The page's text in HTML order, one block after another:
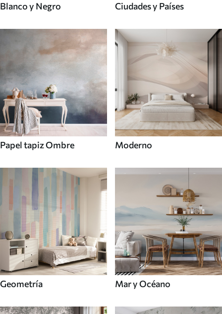
Blanco y Negro Ciudades y Países
Papel tapiz Ombre Moderno
Geometría Mar y Océano